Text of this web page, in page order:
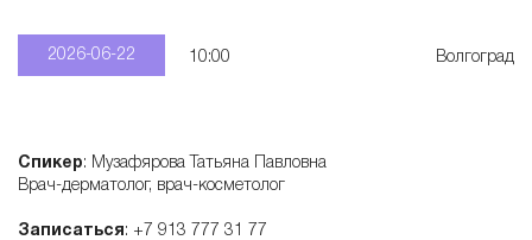
ч
е
с
2026-06-22 10:00 Волгоград
Спикер: Музафярова Татьяна Павловна
Врач-дерматолог, врач-косметолог
Записаться: +7 913 777 31 77